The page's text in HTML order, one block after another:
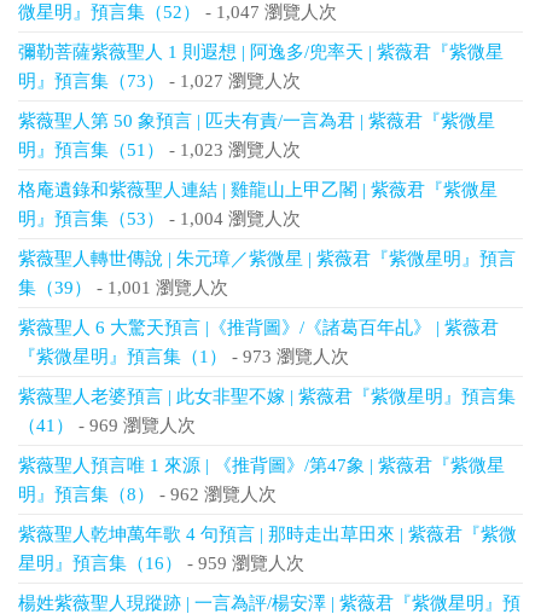
微星明』預言集（52）
- 1,047 瀏覽人次
彌勒菩薩紫薇聖人 1 則遐想 | 阿逸多/兜率天 | 紫薇君『紫微星
明』預言集（73）
- 1,027 瀏覽人次
紫薇聖人第 50 象預言 | 匹夫有責/一言為君 | 紫薇君『紫微星
明』預言集（51）
- 1,023 瀏覽人次
格庵遺錄和紫薇聖人連結 | 雞龍山上甲乙閣 | 紫薇君『紫微星
明』預言集（53）
- 1,004 瀏覽人次
紫薇聖人轉世傳說 | 朱元璋／紫微星 | 紫薇君『紫微星明』預言
集（39）
- 1,001 瀏覽人次
紫薇聖人 6 大驚天預言 |《推背圖》/《諸葛百年乩》 | 紫薇君
『紫微星明』預言集（1）
- 973 瀏覽人次
紫薇聖人老婆預言 | 此女非聖不嫁 | 紫薇君『紫微星明』預言集
（41）
- 969 瀏覽人次
紫薇聖人預言唯 1 來源 | 《推背圖》/第47象 | 紫薇君『紫微星
明』預言集（8）
- 962 瀏覽人次
紫薇聖人乾坤萬年歌 4 句預言 | 那時走出草田來 | 紫薇君『紫微
星明』預言集（16）
- 959 瀏覽人次
楊姓紫薇聖人現蹤跡 | 一言為評/楊安澤 | 紫薇君『紫微星明』預